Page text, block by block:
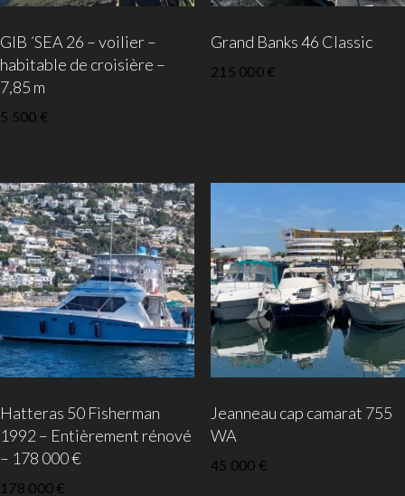
GIB ´SEA 26 – voilier –
habitable de croisière –
7,85 m
5 500 €
Grand Banks 46 Classic
215 000 €
Hatteras 50 Fisherman
1992 – Entièrement rénové
– 178 000 €
178 000 €
Jeanneau cap camarat 755
WA
45 000 €